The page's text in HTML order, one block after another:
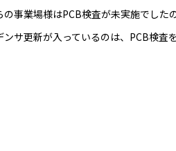
の事業場様はPCB検査が未実施でした
ンサ更新が入っているのは、PCB検査